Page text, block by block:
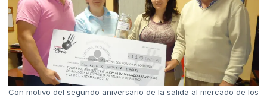
Con motivo del segundo aniversario de la salida al mercado de los